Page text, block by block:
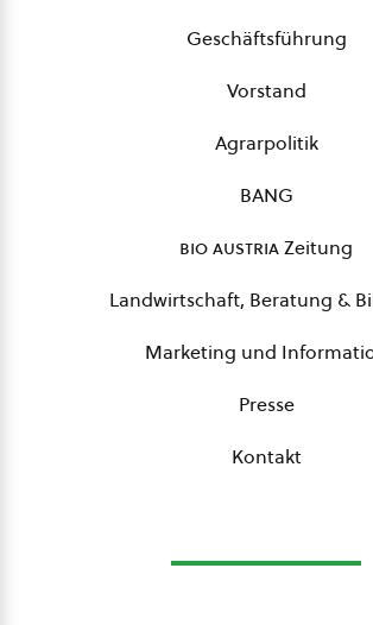
Geschäftsführung
Vorstand
Agrarpolitik
BANG
bio austriaZeitung
Landwirtschaft, Beratung &
Marketing und
Presse
Kontakt